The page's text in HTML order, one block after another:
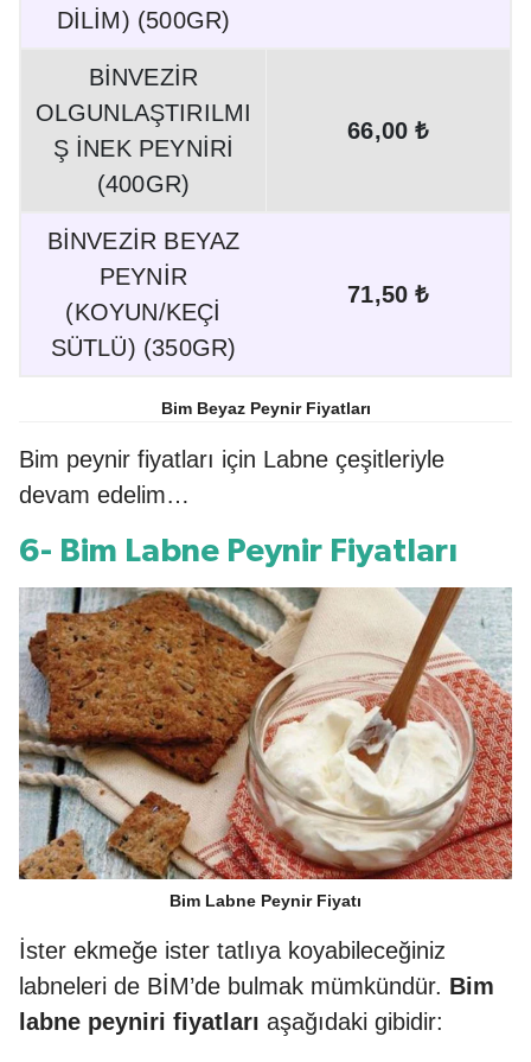
DİLİM) (500GR)
BİNVEZİR
OLGUNLAŞTIRILMI
Ş İNEK PEYNİRİ
(400GR)
66,00 ₺
BİNVEZİR BEYAZ
PEYNİR
(KOYUN/KEÇİ
SÜTLÜ) (350GR)
71,50 ₺
Bim Beyaz Peynir Fiyatları
Bim peynir fiyatları için Labne çeşitleriyle
devam edelim…
6- Bim Labne Peynir Fiyatları
Bim Labne Peynir Fiyatı
İster ekmeğe ister tatlıya koyabileceğiniz
labneleri de BİM’de bulmak mümkündür. Bim
labne peyniri fiyatları aşağıdaki gibidir: